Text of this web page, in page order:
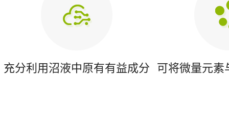
充分利用沼液中原有有益成分 可将微量元素